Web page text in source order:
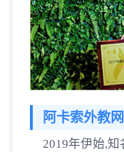
阿卡索外教
2019年伊始,